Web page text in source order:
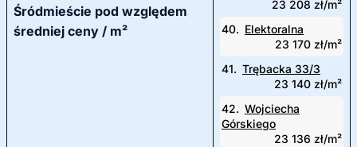
Śródmieście pod względem
średniej ceny / m²
23 208 zł/m²
40. Elektoralna
23 170 zł/m²
41. Trębacka 33/3
23 140 zł/m²
42. Wojciecha
Górskiego
23 136 zł/m²